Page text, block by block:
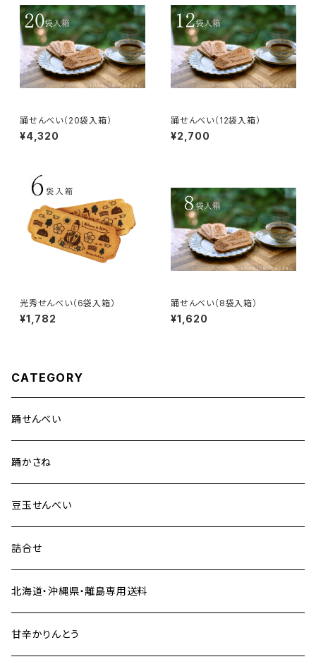
踊せんべい（20袋入箱）
¥4,320
踊せんべい（12袋入箱）
¥2,700
光秀せんべい（6袋入箱）
¥1,782
踊せんべい（8袋入箱）
¥1,620
CATEGORY
踊せんべい
踊かさね
豆玉せんべい
詰合せ
北海道・沖縄県・離島専用送料
甘辛かりんとう